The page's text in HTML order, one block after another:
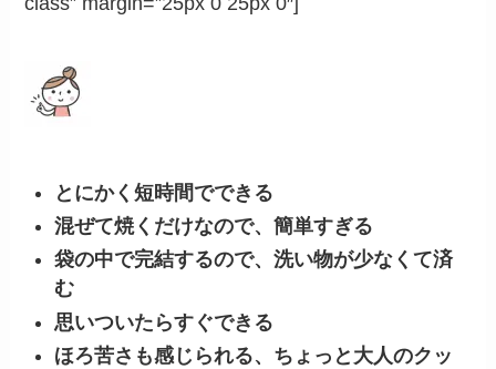
とにかく短時間でできる
混ぜて焼くだけなので、簡単すぎる
袋の中で完結するので、洗い物が少なくて済
む
思いついたらすぐできる
ほろ苦さも感じられる、ちょっと大人のクッ